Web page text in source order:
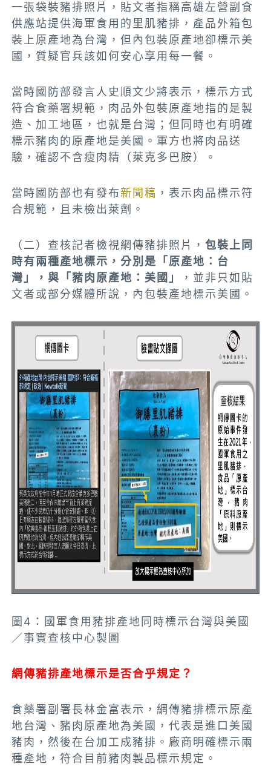
一張袋裝豬排照片，貼文者指稱高雄左營副食
供應站提供海軍食用的里肌豬排，產品外箱包
裝上原產地為台灣，但內包裝原產地卻標示美
國，質疑官兵該如何安心享用每一餐。
當時國防部發言人史順文少將表示，標示方式
符合食藥署規範，肉品外包裝原產地指的是製
造、加工地區，也就是台灣；但同時也有明確
標示豬肉的原產地是美國。軍方也將肉品送
驗，確認不含瘦肉精（萊克多巴胺）。
當時國防部也有發布新聞稿 ，表示肉品標示符
合規範，且未檢出萊劑。
（二）查核記者檢視網傳豬排照片，包裝上同
時有兩種產地標示，分別是「原產地：台
灣」，與「豬肉原產地：美國」
，並非只如貼
文者或部分媒體所說，內包裝產地標示美國。
圖4：國軍食用豬排產地同時標示台灣與美國
／事實查核中心製圖
網傳豬排產地標示是否合乎規定？
食藥署副署長林金富表示，網傳豬排標示原產
地台灣、豬肉原產地為美國，代表是進口美國
豬肉，然後在台加工成豬排。廠商明確標示兩
種產地，符合目前豬肉製品標示規定。